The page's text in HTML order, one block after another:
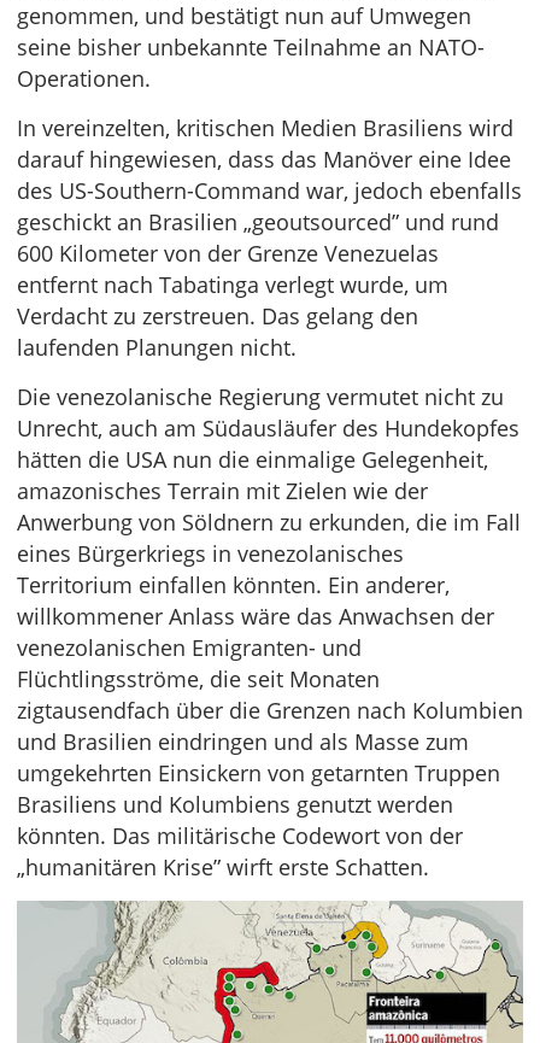
genommen, und bestätigt nun auf Umwegen
seine bisher unbekannte Teilnahme an NATO-
Operationen.
In vereinzelten, kritischen Medien Brasiliens wird
darauf hingewiesen, dass das Manöver eine Idee
des US-Southern-Command war, jedoch ebenfalls
geschickt an Brasilien „geoutsourced” und rund
600 Kilometer von der Grenze Venezuelas
entfernt nach Tabatinga verlegt wurde, um
Verdacht zu zerstreuen. Das gelang den
laufenden Planungen nicht.
Die venezolanische Regierung vermutet nicht zu
Unrecht, auch am Südausläufer des Hundekopfes
hätten die USA nun die einmalige Gelegenheit,
amazonisches Terrain mit Zielen wie der
Anwerbung von Söldnern zu erkunden, die im Fall
eines Bürgerkriegs in venezolanisches
Territorium einfallen könnten. Ein anderer,
willkommener Anlass wäre das Anwachsen der
venezolanischen Emigranten- und
Flüchtlingsströme, die seit Monaten
zigtausendfach über die Grenzen nach Kolumbien
und Brasilien eindringen und als Masse zum
umgekehrten Einsickern von getarnten Truppen
Brasiliens und Kolumbiens genutzt werden
könnten. Das militärische Codewort von der
„humanitären Krise” wirft erste Schatten.